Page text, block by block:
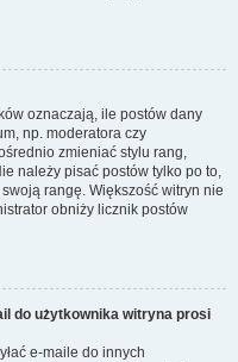
oznaczają, ile postów dany
np. moderatora czy
zmieniać stylu rang,
należy pisać postów tylko po to,
rangę. Większość witryn nie
obniży licznik postów
do użytkownika witryna prosi
e-maile do innych